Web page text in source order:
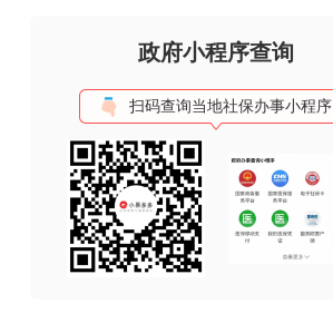
政府小程序查询
扫码查询当地社保办事小程序